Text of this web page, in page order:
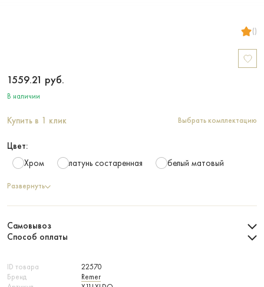
()
ID товара
22570
Бренд
Remer
1559.21 руб.
В наличии
Купить в 1 клик Выбрать комплектацию
Цвет:
Хром
латунь состаренная белый матовый
Развернуть
Самовывоз
Способ оплаты